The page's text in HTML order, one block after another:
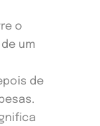
o
um
de